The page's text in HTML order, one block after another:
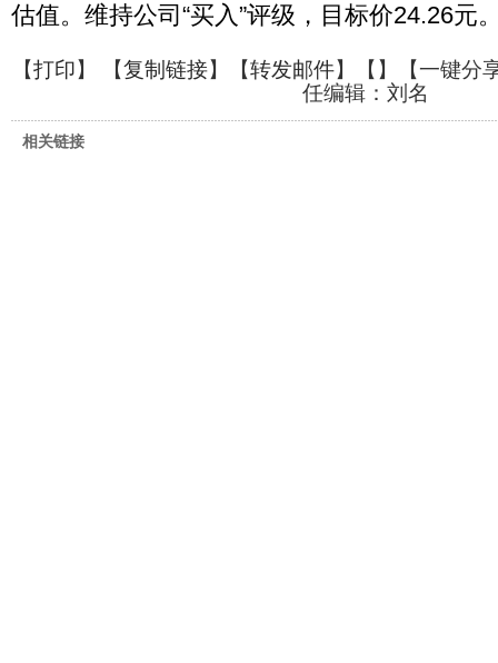
估值。维持公司“买入”评级，目标价24.26元
【打印】 【复制链接】【转发邮件】【 】
【一键分
任编辑：刘名
相关链接